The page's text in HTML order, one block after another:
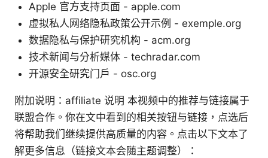
Apple 官方支持页面 - apple.com
虚拟私人网络隐私政策公开示例 - exemple.org
数据隐私与保护研究机构 - acm.org
技术新闻与分析媒体 - techradar.com
开源安全研究门户 - osc.org
附加说明：affiliate 说明 本视频中的推荐与链接属于
联盟合作。你在文中看到的相关按钮与链接，点选后
将帮助我们继续提供高质量的内容。点击以下文本了
解更多信息（链接文本会随主题调整）：